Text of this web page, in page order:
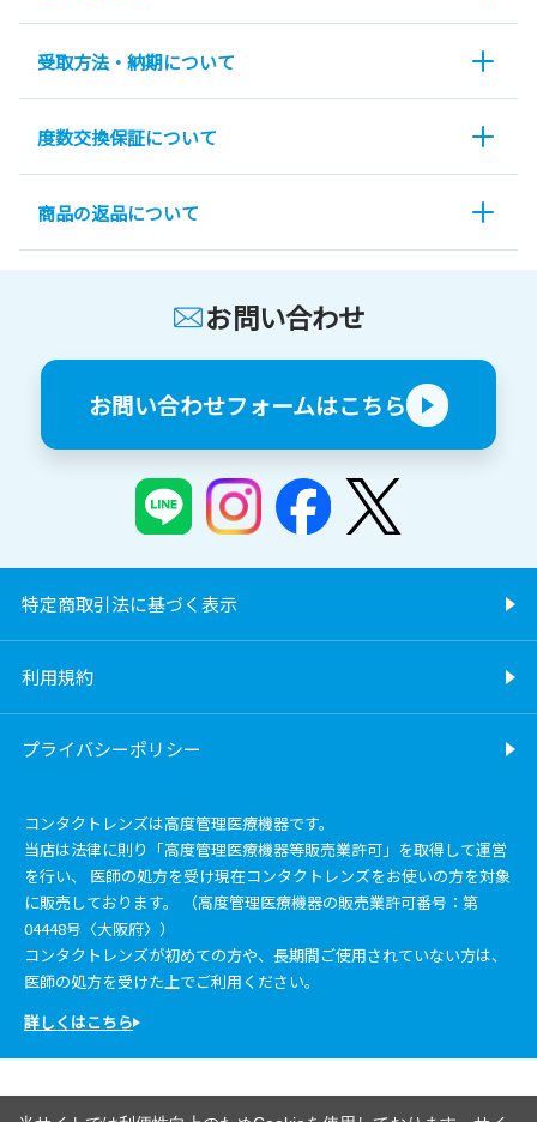
受取方法・納期について
度数交換保証について
商品の返品について
お問い合わせ
お問い合わせフォームはこちら
特定商取引法に基づく表示
利用規約
プライバシーポリシー
コンタクトレンズは高度管理医療機器です。
当店は法律に則り「高度管理医療機器等販売業許可」を取得して運営
を行い、 医師の処方を受け現在コンタクトレンズをお使いの方を対象
に販売しております。 （高度管理医療機器の販売業許可番号：第
04448号〈大阪府〉）
コンタクトレンズが初めての方や、長期間ご使用されていない方は、
医師の処方を受けた上でご利用ください。
詳しくはこちら